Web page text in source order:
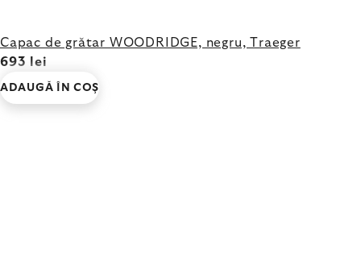
Capac de grătar WOODRIDGE, negru, Traeger
693 lei
ADAUGĂ ÎN COŞ